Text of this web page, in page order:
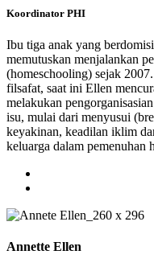
Koordinator PHI
Ibu tiga anak yang
memutuskan menjalankan
(homeschooling) sejak
filsafat, saat ini Ellen
melakukan
isu, mulai dari menyusui
keyakinan, keadilan iklim
keluarga dalam pemenuhan
Annette Ellen